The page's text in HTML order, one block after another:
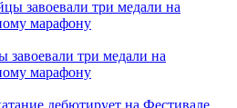
три медали на
марафону